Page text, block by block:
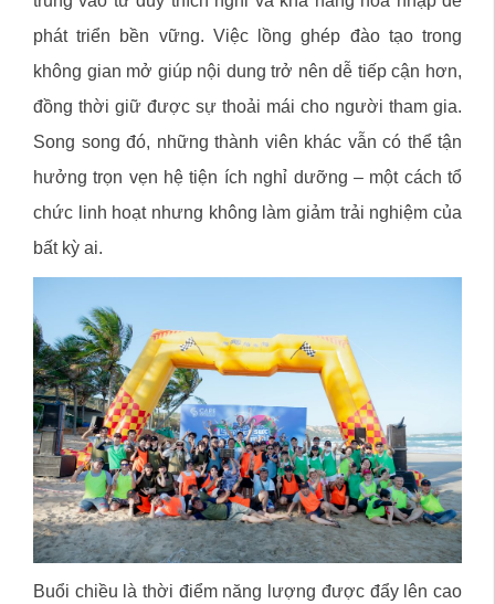
phát triển bền vững. Việc lồng ghép đào tạo trong
không gian mở giúp nội dung trở nên dễ tiếp cận hơn,
đồng thời giữ được sự thoải mái cho người tham gia.
Song song đó, những thành viên khác vẫn có thể tận
hưởng trọn vẹn hệ tiện ích nghỉ dưỡng – một cách tổ
chức linh hoạt nhưng không làm giảm trải nghiệm của
bất kỳ ai.
Buổi chiều là thời điểm năng lượng được đẩy lên cao